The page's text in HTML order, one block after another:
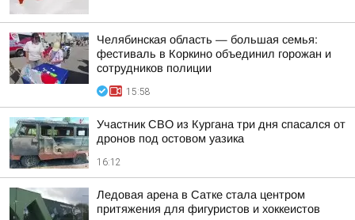
Челябинская область — большая семья:
фестиваль в Коркино объединил горожан и
сотрудников полиции
15:58
Участник СВО из Кургана три дня спасался от
дронов под остовом уазика
16:12
Ледовая арена в Сатке стала центром
притяжения для фигуристов и хоккеистов